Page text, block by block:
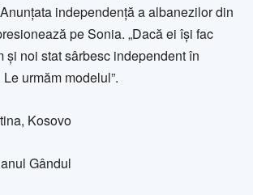
independenţă a albanezilor din
pe Sonia. „Dacă ei îşi fac
şi noi stat sârbesc independent în
urmăm modelul”.
Kosovo
Gândul